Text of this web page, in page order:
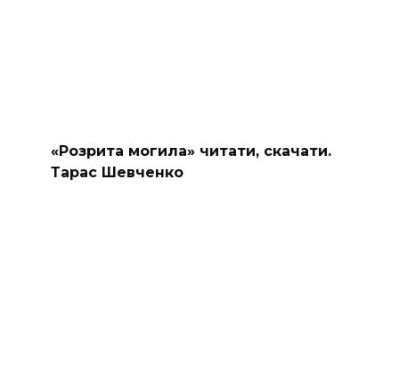
«Розрита могила» читати, скачати.
Тарас Шевченко